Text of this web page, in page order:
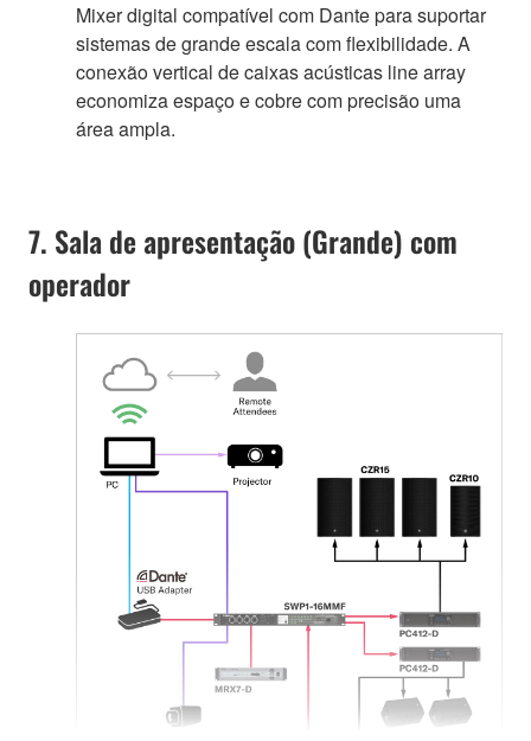
Mixer digital compatível com Dante para suportar
sistemas de grande escala com flexibilidade. A
conexão vertical de caixas acústicas line array
economiza espaço e cobre com precisão uma
área ampla.
7. Sala de apresentação (Grande) com
operador